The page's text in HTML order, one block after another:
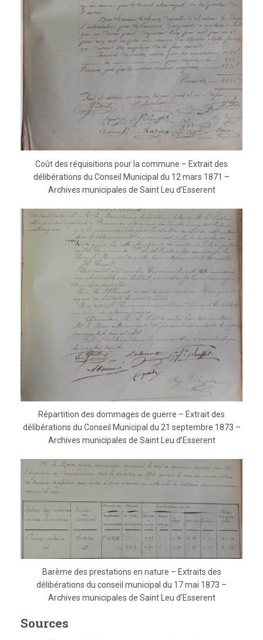
Coût des réquisitions pour la commune – Extrait des
délibérations du Conseil Municipal du 12 mars 1871 –
Archives municipales de Saint Leu d’Esserent
Répartition des dommages de guerre – Extrait des
délibérations du Conseil Municipal du 21 septembre 1873 –
Archives municipales de Saint Leu d’Esserent
Barème des prestations en nature – Extraits des
délibérations du conseil municipal du 17 mai 1873 –
Archives municipales de Saint Leu d’Esserent
Sources